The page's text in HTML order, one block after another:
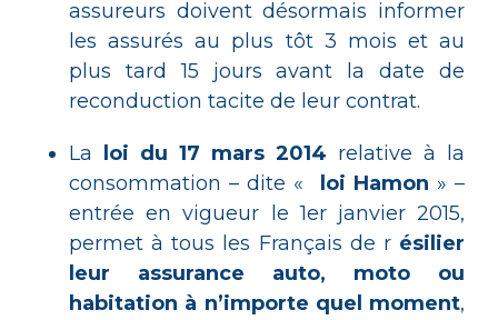
assureurs doivent désormais informer
les assurés au plus tôt 3 mois et au
plus tard 15 jours avant la date de
reconduction tacite de leur contrat.
La loi du 17 mars 2014 relative à la
consommation – dite «
loi Hamon » –
entrée en vigueur le 1er janvier 2015,
permet à tous les Français de r ésilier
leur assurance auto, moto ou
habitation à n’importe quel moment,